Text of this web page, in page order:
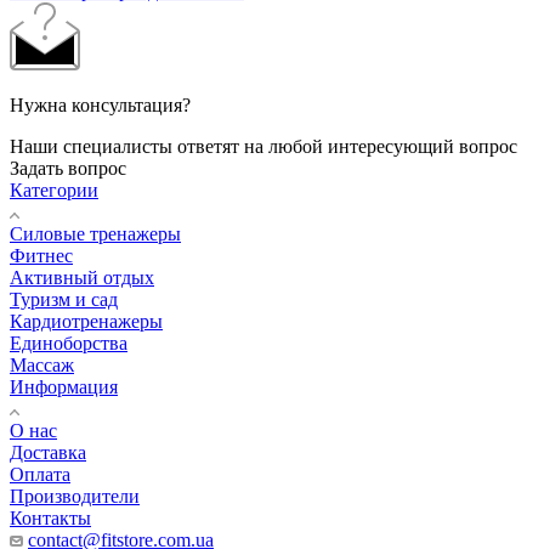
Нужна консультация?
Наши специалисты ответят на любой интересующий вопрос
Задать вопрос
Категории
Силовые тренажеры
Фитнес
Активный отдых
Туризм и сад
Кардиотренажеры
Единоборства
Массаж
Информация
О нас
Доставка
Оплата
Производители
Контакты
contact@fitstore.com.ua